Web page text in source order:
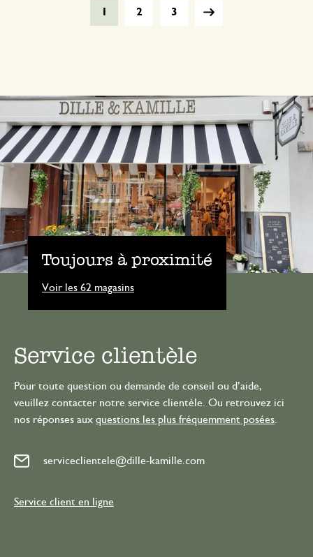
2 3
Toujours à proximité
Voir les 62 magasins
Service clientèle
Pour toute question ou demande de conseil ou d’aide,
veuillez contacter notre service clientèle. Ou retrouvez ici
nos réponses aux questions les plus fréquemment posées
serviceclientele@dille-kamille.com
Service client en ligne